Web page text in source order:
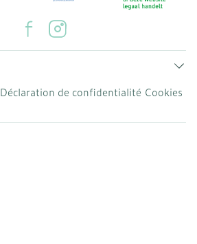
Déclaration de confidentialité Cookies